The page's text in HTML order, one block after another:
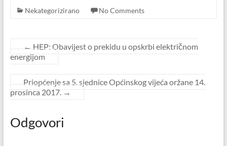
Nekategorizirano
No Comments
← HEP: Obavijest o prekidu u opskrbi električnom
energijom
Priopćenje sa 5. sjednice Općinskog vijeća oržane 14.
prosinca 2017. →
Odgovori